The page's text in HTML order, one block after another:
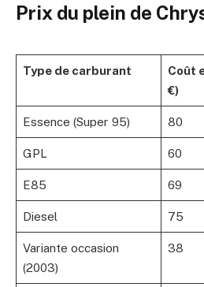
Prix du plein de
Type de carburant
Coût
€)
Essence (Super 95) 80
GPL 60
E85 69
Diesel 75
Variante occasion
(2003)
38